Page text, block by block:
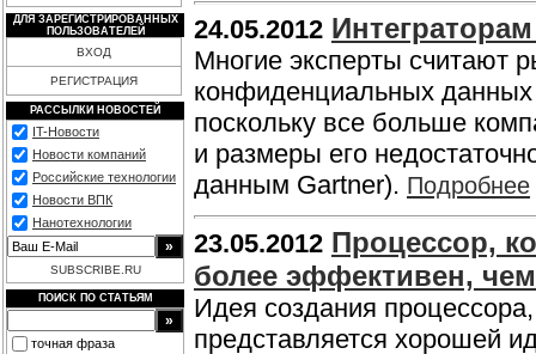
ДЛЯ ЗАРЕГИСТРИРОВАННЫХ
ПОЛЬЗОВАТЕЛЕЙ
ВХОД
РЕГИСТРАЦИЯ
РАССЫЛКИ НОВОСТЕЙ
IT-Новости
Новости компаний
Российские технологии
Новости ВПК
Нанотехнологии
SUBSCRIBE.RU
ПОИСК ПО СТАТЬЯМ
точная фраза
24.05.2012
Многие эксперты считают
конфиденциальных
поскольку все больше
и размеры его
данным Gartner). Подробнее
23.05.2012 Процессор,
более эффективен,
Идея создания
представляется хорошей